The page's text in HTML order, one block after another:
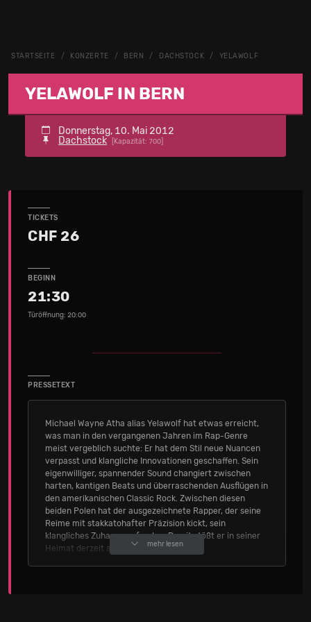
STARTSEITE KONZERTE BERN DACHSTOCK YELAWOLF
YELAWOLF IN BERN
Donnerstag, 10. Mai 2012
Dachstock
[Kapazität: 700]
TICKETS
CHF 26
BEGINN
21:30
Türöffnung: 20:00
PRESSETEXT
Michael Wayne Atha alias Yelawolf hat etwas erreicht,
was man in den vergangenen Jahren im Rap-Genre
meist vergeblich suchte: Er hat dem Stil neue Nuancen
verpasst und klangliche Innovationen geschaffen. Sein
eigenwilliger, spannender Sound changiert zwischen
harten, kantigen Beats und überraschenden Ausflügen in
den amerikanischen Classic Rock. Zwischen diesen
beiden Polen hat der ausgezeichnete Rapper, der seine
Reime mit stakkatohafter Präzision kickt, sein
klangliches Zuhause gefunden. Damit stößt er in seiner
Heimat derzeit auf große Begeisterung.
mehr lesen